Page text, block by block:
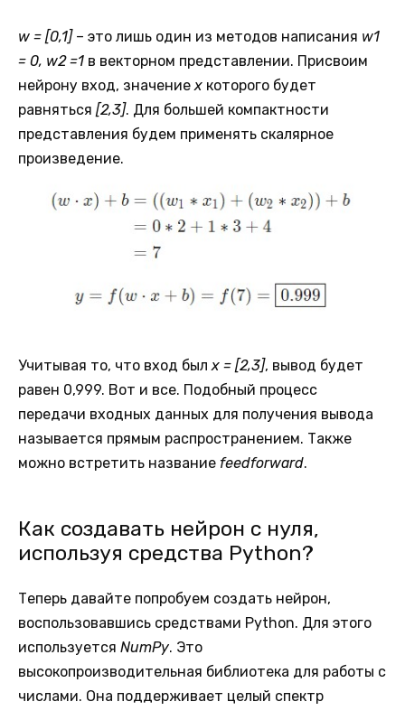
w = [0,1]– это лишь один из методов написания w1
= 0, w2 =1 в векторном представлении. Присвоим
нейрону вход, значениеx которого будет
равняться [2,3]. Для большей компактности
представления будем применять скалярное
произведение.
Учитывая то, что вход былx = [2,3], вывод будет
равен 0,999. Вот и все. Подобный процесс
передачи входных данных для получения вывода
называется прямым распространением. Также
можно встретить название feedforward.
Как создавать нейрон с нуля,
используя средства Python?
Теперь давайте попробуем создать нейрон,
воспользовавшись средствами Python. Для этого
используется NumPy. Это
высокопроизводительная библиотека для работы с
числами. Она поддерживает целый спектр